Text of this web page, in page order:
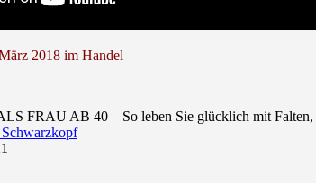
2018 im Handel
FRAU AB 40 – So leben Sie glücklich mit Falten,